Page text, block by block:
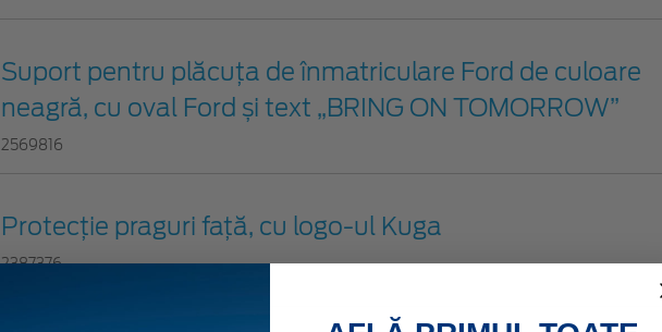
Suport pentru plăcuța de înmatriculare Ford de culoare
neagră, cu oval Ford și text „BRING ON TOMORROW”
2569816
Protecţie praguri faţă, cu logo-ul Kuga
2387376